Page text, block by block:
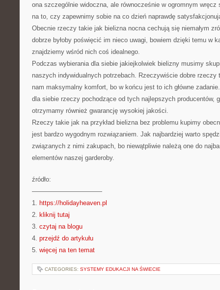
ona szczególnie widoczna, ale równocześnie w ogromnym wręcz
na to, czy zapewnimy sobie na co dzień naprawdę
Obecnie rzeczy takie jak bielizna nocna cechują się niemałym
dobrze byłoby poświęcić im nieco uwagi, bowiem dzięki temu w
znajdziemy wśród nich coś idealnego.
Podczas wybierania dla siebie jakiejkolwiek bielizny musimy
naszych indywidualnych potrzebach. Rzeczywiście dobre rzeczy
nam maksymalny komfort, bo w końcu jest to ich główne
dla siebie rzeczy pochodzące od tych najlepszych producentów,
otrzymamy również gwarancję wysokiej jakości.
Rzeczy takie jak na przykład bielizna bez problemu kupimy
jest bardzo wygodnym rozwiązaniem. Jak najbardziej warto
związanych z nimi zakupach, bo niewątpliwie należą one do
elementów naszej garderoby.
źródło:
———————————
1. https://holidayheaven.pl
2. kliknij tutaj
3. czytaj na blogu
4. przejdź do artykułu
5. więcej na ten temat
CATEGORIES: SYSTEMY EDUKACJI NA ŚWIECIE